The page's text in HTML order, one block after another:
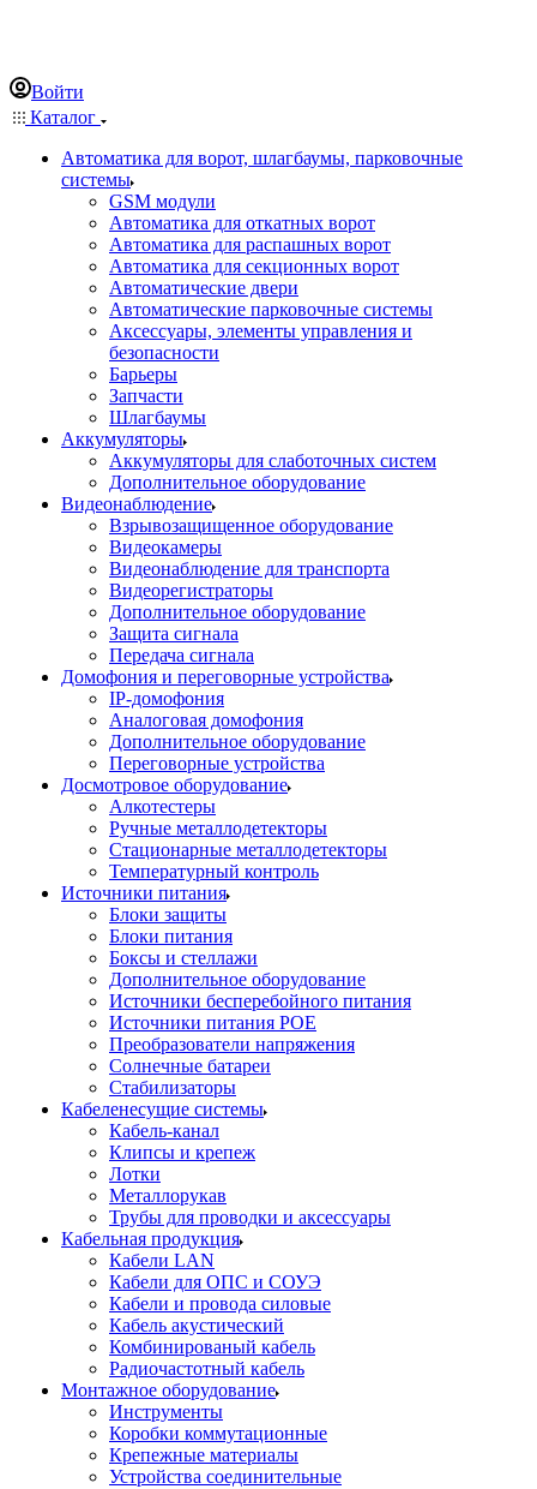
Войти
Каталог
Автоматика для ворот, шлагбаумы, парковочные
системы
GSM модули
Автоматика для откатных ворот
Автоматика для распашных ворот
Автоматика для секционных ворот
Автоматические двери
Автоматические парковочные системы
Аксессуары, элементы управления и
безопасности
Барьеры
Запчасти
Шлагбаумы
Аккумуляторы
Аккумуляторы для слаботочных систем
Дополнительное оборудование
Видеонаблюдение
Взрывозащищенное оборудование
Видеокамеры
Видеонаблюдение для транспорта
Видеорегистраторы
Дополнительное оборудование
Защита сигнала
Передача сигнала
Домофония и переговорные устройства
IP-домофония
Аналоговая домофония
Дополнительное оборудование
Переговорные устройства
Досмотровое оборудование
Алкотестеры
Ручные металлодетекторы
Стационарные металлодетекторы
Температурный контроль
Источники питания
Блоки защиты
Блоки питания
Боксы и стеллажи
Дополнительное оборудование
Источники бесперебойного питания
Источники питания POE
Преобразователи напряжения
Солнечные батареи
Стабилизаторы
Кабеленесущие системы
Кабель-канал
Клипсы и крепеж
Лотки
Металлорукав
Трубы для проводки и аксессуары
Кабельная продукция
Кабели LAN
Кабели для ОПС и СОУЭ
Кабели и провода силовые
Кабель акустический
Комбинированый кабель
Радиочастотный кабель
Монтажное оборудование
Инструменты
Коробки коммутационные
Крепежные материалы
Устройства соединительные